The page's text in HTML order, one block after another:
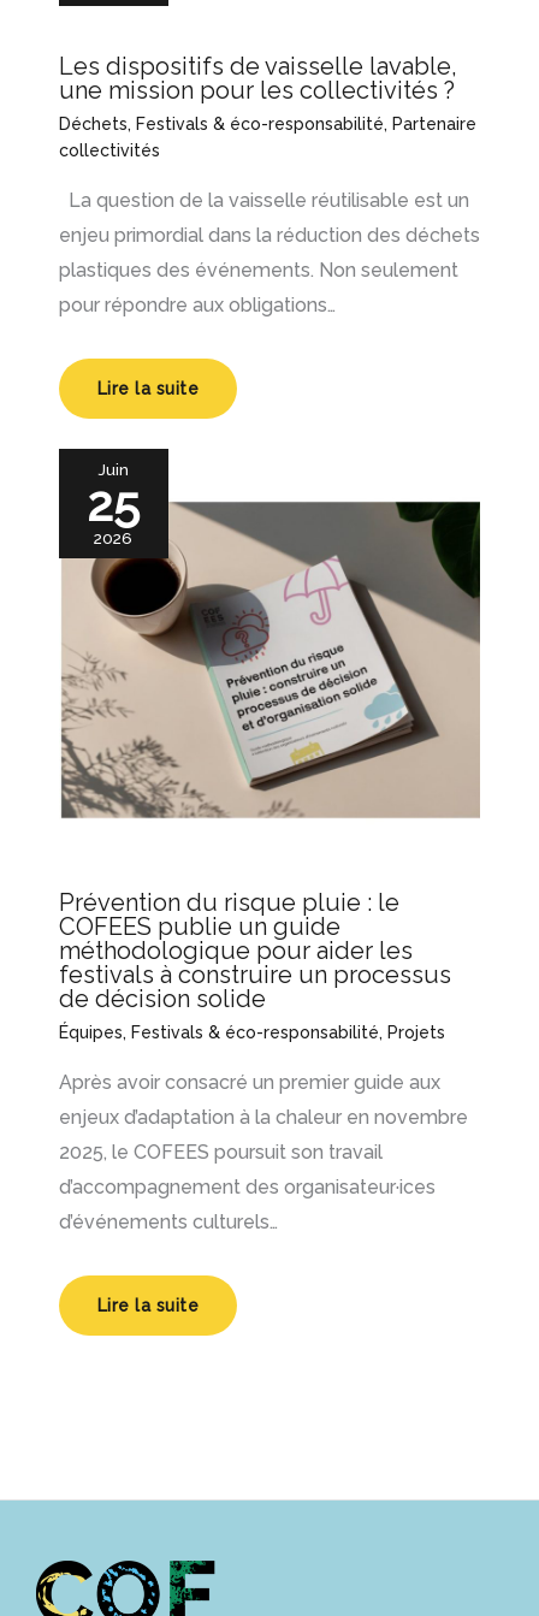
Les dispositifs de vaisselle lavable,
une mission pour les collectivités ?
Déchets, Festivals & éco-responsabilité, Partenaire
collectivités
La question de la vaisselle réutilisable est un
enjeu primordial dans la réduction des déchets
plastiques des événements. Non seulement
pour répondre aux obligations…
Lire la suite
Juin
25
2026
Prévention du risque pluie : le
COFEES publie un guide
méthodologique pour aider les
festivals à construire un processus
de décision solide
Équipes, Festivals & éco-responsabilité, Projets
Après avoir consacré un premier guide aux
enjeux d’adaptation à la chaleur en novembre
2025, le COFEES poursuit son travail
d’accompagnement des organisateur·ices
d’événements culturels…
Lire la suite